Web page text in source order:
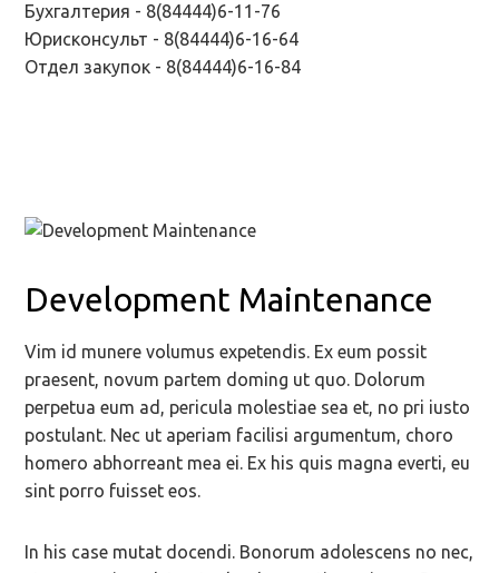
Бухгалтерия - 8(84444)6-11-76
Юрисконсульт - 8(84444)6-16-64
Отдел закупок - 8(84444)6-16-84
Development Maintenance
Vim id munere volumus expetendis. Ex eum possit
praesent, novum partem doming ut quo. Dolorum
perpetua eum ad, pericula molestiae sea et, no pri iusto
postulant. Nec ut aperiam facilisi argumentum, choro
homero abhorreant mea ei. Ex his quis magna everti, eu
sint porro fuisset eos.
In his case mutat docendi. Bonorum adolescens no nec,